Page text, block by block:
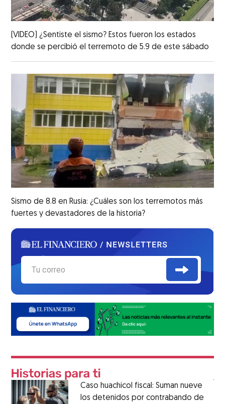
(VIDEO) ¿Sentiste el sismo? Estos fueron los estados
donde se percibió el terremoto de 5.9 de este sábado
Sismo de 8.8 en Rusia: ¿Cuáles son los terremotos más
fuertes y devastadores de la historia?
Caso huachicol fiscal: Suman nueve
los detenidos por contrabando de